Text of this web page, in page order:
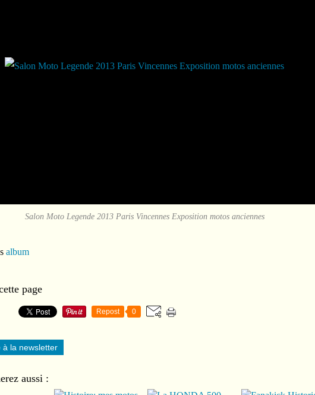
Salon Moto Legende 2013 Paris Vincennes Exposition motos anciennes
album
page
Repost 0
à la newsletter
aussi :